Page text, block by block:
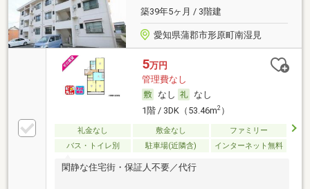
築39年5ヶ月 / 3階建
愛知県蒲郡市形原町南湿見
5万円
管理費なし
なし
なし
1階 / 3DK（53.46m2）
礼金なし 敷金なし
ファミリー
バス・トイレ別
駐車場(近隣含) インターネット無料
閑静な住宅街・保証人不要／代行